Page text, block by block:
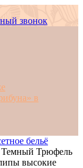
звонок
в
бельё
Темный Трюфель
высокие